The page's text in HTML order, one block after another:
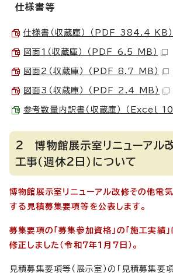
仕様書等
仕様書（収蔵庫） （PDF 384.4 KB）
図面1（収蔵庫） （PDF 6.5 MB）
図面2（収蔵庫） （PDF 8.7 MB）
図面3（収蔵庫） （PDF 2.4 MB）
参考数量内訳書（収蔵庫） （Excel
2 博物館展示室リニューアル
工事（週休2日）について
博物館展示室リニューアル改修その他電気
する見積募集要項等を公表します。
募集要項の「募集参加資格」の「施工実績
修正しました（令和7年1月7日）。
見積募集要項等（展示室）の「見積募集要項